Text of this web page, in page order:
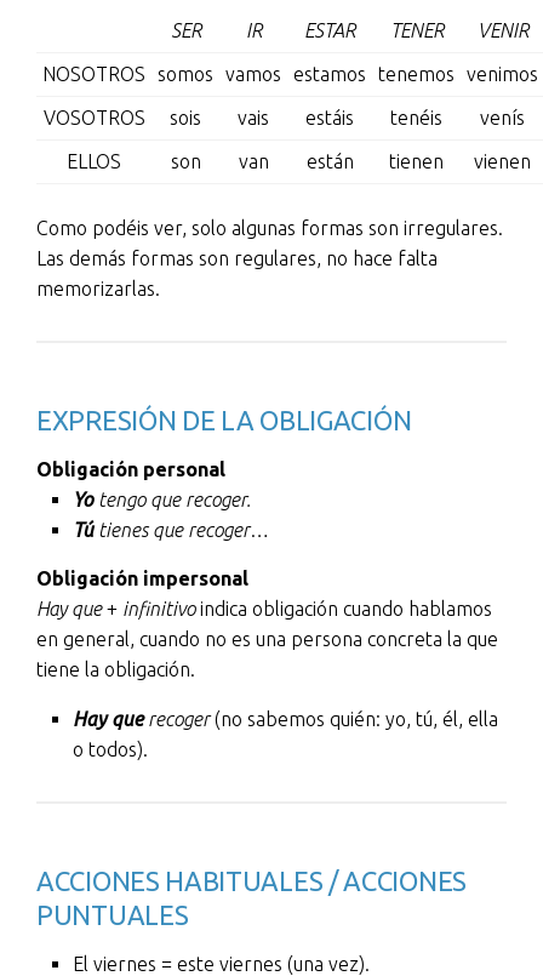
SER IR ESTAR TENER
VENIR
NOSOTROS
somos vamos estamos tenemos
venimos
VOSOTROS
sois vais estáis tenéis
venís
ELLOS
son van están tienen vienen
Como podéis ver, solo algunas formas son irregulares.
Las demás formas son regulares, no hace falta
memorizarlas.
EXPRESIÓN DE LA OBLIGACIÓN
Obligación personal
Yotengo que recoger.
Tútienes que recoger…
Obligación impersonal
Hay que+ infinitivoindica obligación cuando hablamos
en general, cuando no es una persona concreta la que
tiene la obligación.
Hay querecoger(no sabemos quién: yo, tú, él, ella
o todos).
ACCIONES HABITUALES / ACCIONES
PUNTUALES
El viernes = este viernes (una vez).